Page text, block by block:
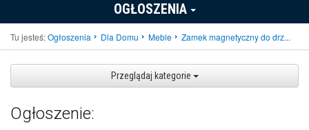
OGŁOSZENIA
Tu jesteś:Ogłoszenia Dla Domu Meble Zamek magnetyczny do drz...
Przeglądaj kategorie
Ogłoszenie: